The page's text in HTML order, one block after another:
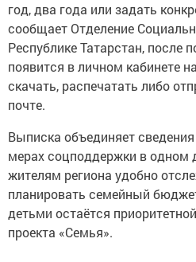
год, два года или задать
сообщает Отделение
Республике Татарстан, после
появится в личном кабинете
скачать, распечатать либо
почте.
Выписка объединяет
мерах соцподдержки в одном
жителям региона удобно
планировать семейный
детьми остаётся
проекта «Семья».